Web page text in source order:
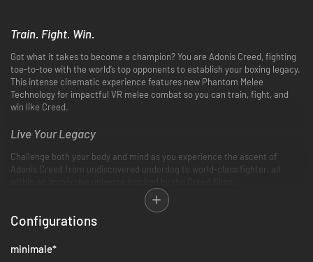
Train. Fight. Win.
Got what it takes to become a champion? You are Adonis Creed, fighting
toe-to-toe with the world’s top opponents to establish your boxing legacy.
This intense cinematic experience features new Phantom Melee
Technology for impactful VR melee combat so you can train, fight, and
win like Creed.
Live Your Legacy
Challenge both your body and mind as you experience the ascent of
Adonis Creed from undiscovered underdog to world-class fighter, all
Choose your path to glory in multiple games modes: store-driven Career,
customizable Freeplay, or minigame-based Training.
Configurations
minimale*